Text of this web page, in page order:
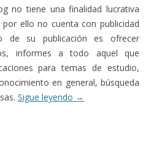
no tiene una finalidad lucrativa
ello no cuenta con publicidad
de su publicación es ofrecer
informes a todo aquel que
para temas de estudio,
en general, búsqueda
Sigue leyendo →